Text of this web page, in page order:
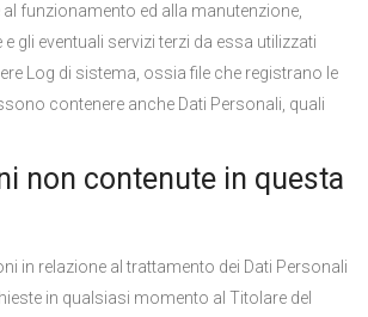
funzionamento ed alla manutenzione,
gli eventuali servizi terzi da essa utilizzati
Log di sistema, ossia file che registrano le
contenere anche Dati Personali, quali
non contenute in questa
in relazione al trattamento dei Dati Personali
in qualsiasi momento al Titolare del